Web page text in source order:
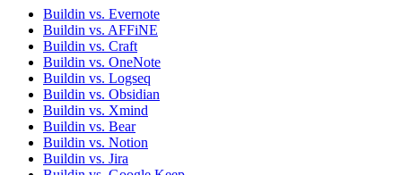
Buildin vs. Evernote
Buildin vs. AFFiNE
Buildin vs. Craft
Buildin vs. OneNote
Buildin vs. Logseq
Buildin vs. Obsidian
Buildin vs. Xmind
Buildin vs. Bear
Buildin vs. Notion
Buildin vs. Jira